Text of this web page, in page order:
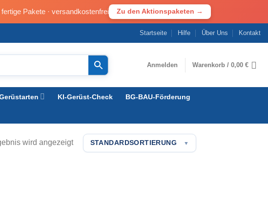
Pakete · versandkostenfrei Zu den Aktionspaketen →
Startseite Hilfe Über Uns Kontakt
Anmelden Warenkorb / 0,00 €
KI-Gerüst-Check BG-BAU-Förderung
wird angezeigt STANDARDSORTIERUNG ▼